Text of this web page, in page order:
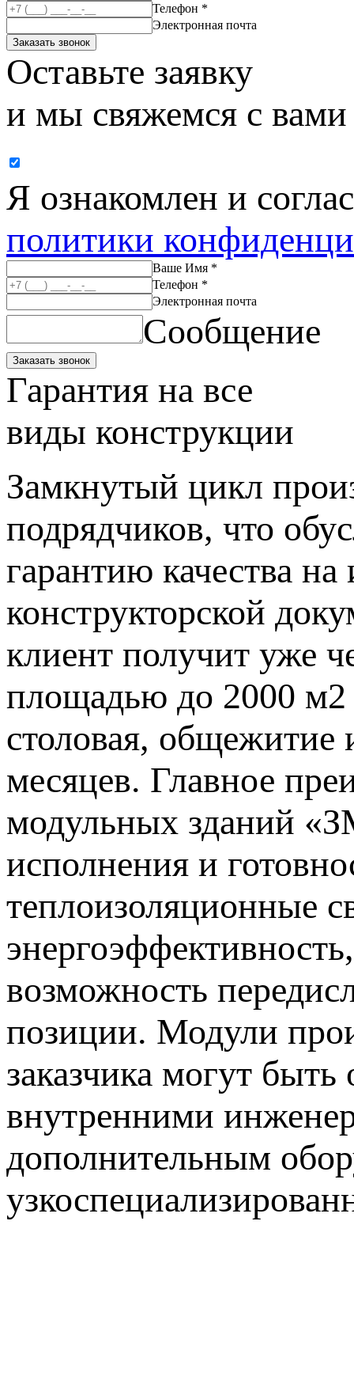
Телефон *
Электронная почта
Заказать звонок
Оставьте заявку
и мы свяжемся с вами
Я ознакомлен и
политики
Ваше Имя *
Телефон *
Электронная почта
Сообщение
Заказать звонок
Гарантия на все
виды конструкции
Замкнутый цикл
подрядчиков, что
гарантию качества
конструкторской
клиент получит уже
площадью до 2000 м2
столовая, общежитие
месяцев. Главное
модульных зданий
исполнения и
теплоизоляционные
возможность
позиции. Модули
заказчика могут
внутренними
дополнительным